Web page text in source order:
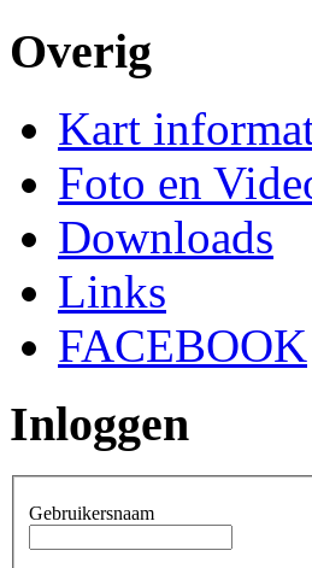
Overig
Kart
Foto en
Downloads
Links
FACEBOOK
Inloggen
Gebruikersnaam